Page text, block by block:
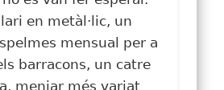
en metàl·lic, un
mensual per a
barracons, un catre
menjar més variat